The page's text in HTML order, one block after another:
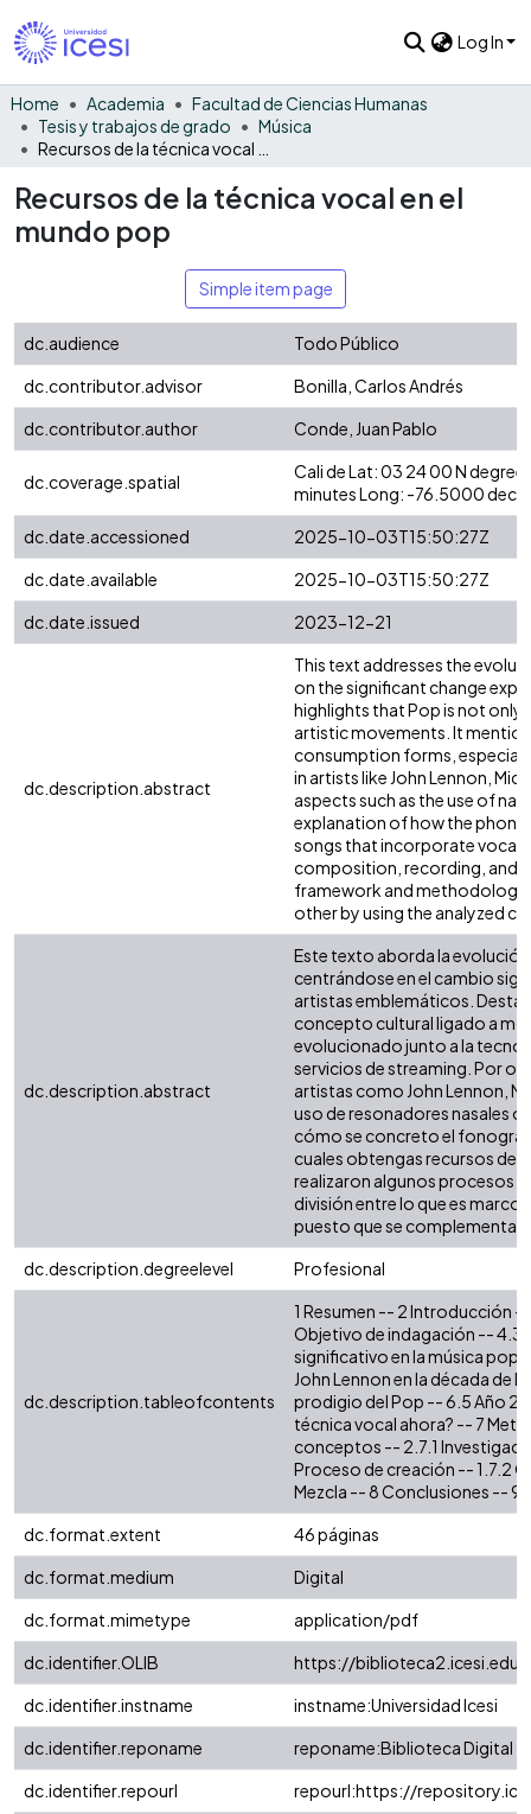
Log In
Home Academia
Facultad de Ciencias Humanas
Tesis y trabajos de grado
Música
Recursos de la técnica vocal en el
mundo pop
Simple item page
dc.audience
Todo Público
dc.contributor.advisor
Bonilla, Carlos Andrés
dc.contributor.author
Conde, Juan Pablo
dc.coverage.spatial
Cali de Lat: 03 24 00 N
minutes Long: -76.5000
dc.date.accessioned
2025-10-03T15:50:27Z
dc.date.available
2025-10-03T15:50:27Z
dc.date.issued
2023-12-21
dc.description.abstract
This text addresses the
on the significant change
highlights that Pop is not only
artistic movements. It
consumption forms,
in artists like John Lennon,
aspects such as the use of
explanation of how the
songs that incorporate vocal
composition, recording, and
framework and methodology
other by using the analyzed
dc.description.abstract
Este texto aborda la evolución
centrándose en el cambio
artistas emblemáticos.
concepto cultural ligado a
evolucionado junto a la
servicios de streaming. Por
artistas como John Lennon,
uso de resonadores nasales o
cómo se concreto el
cuales obtengas recursos de
realizaron algunos procesos
división entre lo que es
puesto que se
dc.description.degreelevel
Profesional
dc.description.tableofcontents
1 Resumen -- 2 Introducción
Objetivo de indagación -- 4.3
significativo en la música
John Lennon en la década de
prodigio del Pop -- 6.5 Año
técnica vocal ahora? -- 7
conceptos -- 2.7.1
Proceso de creación -- 1.7.2
Mezcla -- 8 Conclusiones -- 9
dc.format.extent
46 páginas
dc.format.medium
Digital
dc.format.mimetype
application/pdf
dc.identifier.OLIB
https://
dc.identifier.instname
instname:Universidad Icesi
dc.identifier.reponame
reponame:Biblioteca Digital
dc.identifier.repourl
repourl:https://